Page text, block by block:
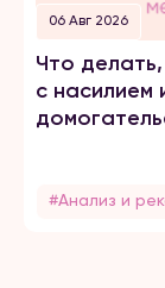
06 Авг 2026
Что делать,
с насилием
#Анализ и